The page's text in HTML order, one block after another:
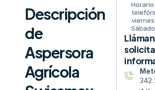
Descripción
de
Aspersora
Agrícola
342